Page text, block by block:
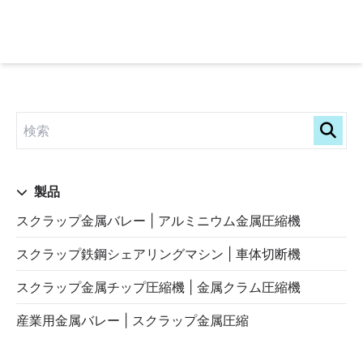
製品
スクラップ金属バレー | アルミニウム金属圧縮機
スクラップ鉄鋼シェアリングマシン | 車体切断機
スクラップ金属チップ圧縮機 | 金属クラム圧縮機
産業用金属バレー | スクラップ金属圧縮